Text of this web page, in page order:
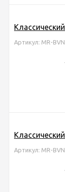
Артикул: MR-
Артикул: MR-